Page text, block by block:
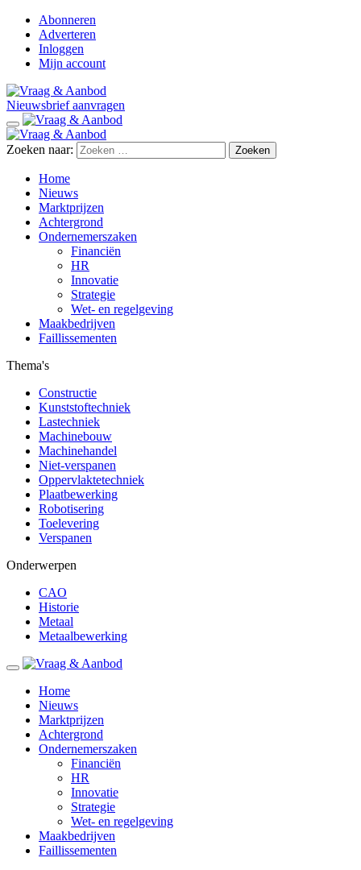
Abonneren
Adverteren
Inloggen
Mijn account
Nieuwsbrief aanvragen
Zoeken naar:
Home
Nieuws
Marktprijzen
Achtergrond
Ondernemerszaken
Financiën
HR
Innovatie
Strategie
Wet- en regelgeving
Maakbedrijven
Faillissementen
Thema's
Constructie
Kunststoftechniek
Lastechniek
Machinebouw
Machinehandel
Niet-verspanen
Oppervlaktetechniek
Plaatbewerking
Robotisering
Toelevering
Verspanen
Onderwerpen
CAO
Historie
Metaal
Metaalbewerking
Home
Nieuws
Marktprijzen
Achtergrond
Ondernemerszaken
Financiën
HR
Innovatie
Strategie
Wet- en regelgeving
Maakbedrijven
Faillissementen